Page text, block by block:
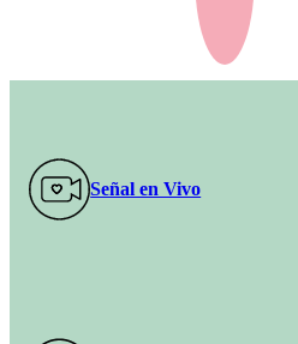
Señal en Vivo